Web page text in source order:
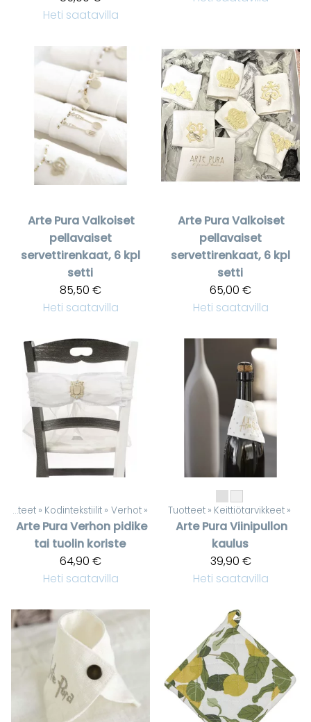
Heti saatavilla
Arte PuraValkoiset
pellavaiset
servettirenkaat, 6 kpl
setti
85,50 €
Heti saatavilla
Arte PuraValkoiset
pellavaiset
servettirenkaat, 6 kpl
setti
65,00 €
Heti saatavilla
Tuotteet ‪» Kodintekstiilit ‪» Verhot ‪»
Arte PuraVerhon pidike
tai tuolin koriste
64,90 €
Heti saatavilla
Tuotteet ‪» Keittiötarvikkeet ‪»
Arte PuraViinipullon
kaulus
39,90 €
Heti saatavilla